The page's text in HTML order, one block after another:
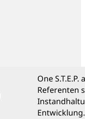
One
Referenten